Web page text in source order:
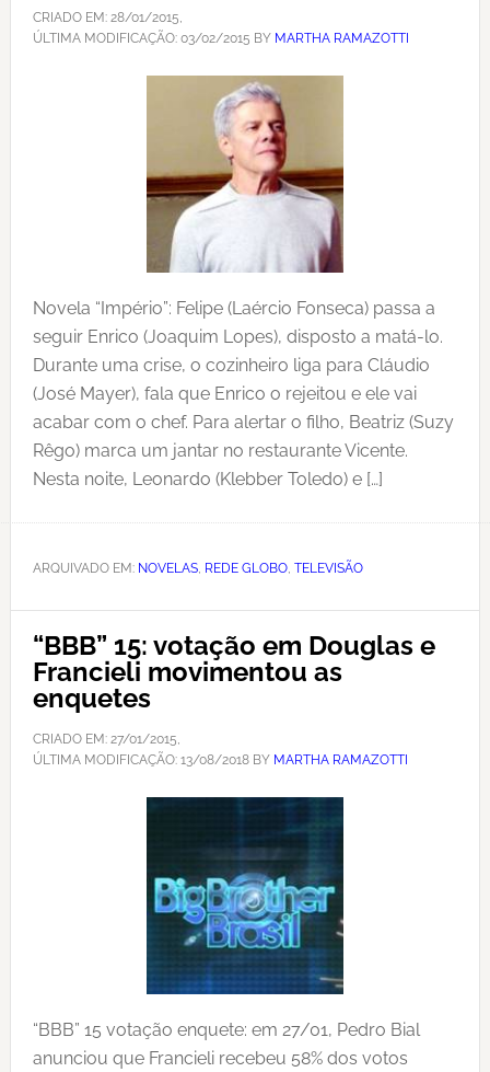
CRIADO EM: 28/01/2015,
ÚLTIMA MODIFICAÇÃO: 03/02/2015 BY MARTHA RAMAZOTTI
Novela “Império”: Felipe (Laércio Fonseca) passa a
seguir Enrico (Joaquim Lopes), disposto a matá-lo.
Durante uma crise, o cozinheiro liga para Cláudio
(José Mayer), fala que Enrico o rejeitou e ele vai
acabar com o chef. Para alertar o filho, Beatriz (Suzy
Rêgo) marca um jantar no restaurante Vicente.
Nesta noite, Leonardo (Klebber Toledo) e […]
ARQUIVADO EM: NOVELAS, REDE GLOBO, TELEVISÃO
“BBB” 15: votação em Douglas e
Francieli movimentou as
enquetes
CRIADO EM: 27/01/2015,
ÚLTIMA MODIFICAÇÃO: 13/08/2018BY MARTHA RAMAZOTTI
“BBB” 15 votação enquete: em 27/01, Pedro Bial
anunciou que Francieli recebeu 58% dos votos